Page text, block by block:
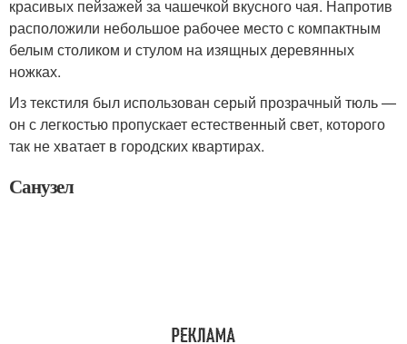
красивых пейзажей за чашечкой вкусного чая. Напротив
расположили небольшое рабочее место с компактным
белым столиком и стулом на изящных деревянных
ножках.
Из текстиля был использован серый прозрачный тюль —
он с легкостью пропускает естественный свет, которого
так не хватает в городских квартирах.
Санузел